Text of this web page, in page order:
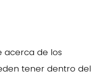
acerca de los
tener dentro del